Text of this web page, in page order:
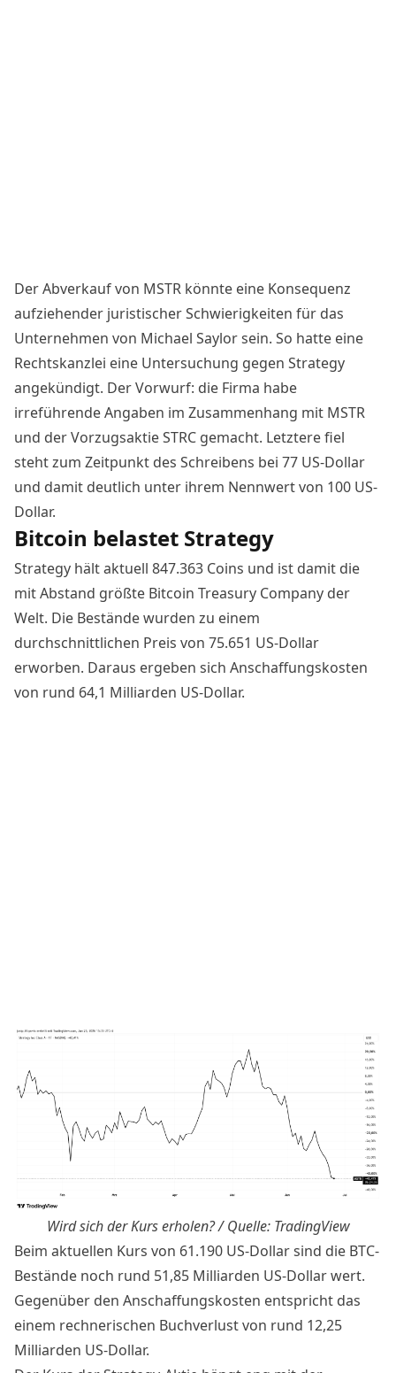
Der Abverkauf von MSTR könnte eine Konsequenz
aufziehender juristischer Schwierigkeiten für das
Unternehmen von Michael Saylor sein. So hatte eine
Rechtskanzlei eine Untersuchung gegen Strategy
angekündigt. Der Vorwurf: die Firma habe
irreführende Angaben im Zusammenhang mit MSTR
und der Vorzugsaktie STRC gemacht. Letztere fiel
steht zum Zeitpunkt des Schreibens bei 77 US-Dollar
und damit deutlich unter ihrem Nennwert von 100 US-
Dollar.
Bitcoin belastet Strategy
Strategy hält aktuell 847.363 Coins und ist damit die
mit Abstand größte Bitcoin Treasury Company der
Welt. Die Bestände wurden zu einem
durchschnittlichen Preis von 75.651 US-Dollar
erworben. Daraus ergeben sich Anschaffungskosten
von rund 64,1 Milliarden US-Dollar.
Wird sich der Kurs erholen? / Quelle: TradingView
Beim aktuellen Kurs von 61.190 US-Dollar sind die BTC-
Bestände noch rund 51,85 Milliarden US-Dollar wert.
Gegenüber den Anschaffungskosten entspricht das
einem rechnerischen Buchverlust von rund 12,25
Milliarden US-Dollar.